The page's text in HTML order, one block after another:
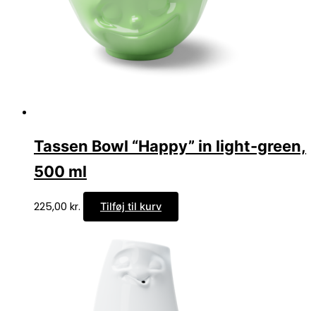
Tassen Bowl “Happy” in light-green,
500 ml
225,00 kr. Tilføj til kurv